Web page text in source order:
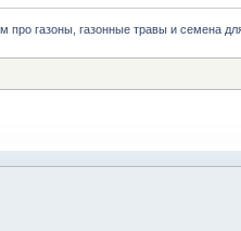
про газоны, газонные травы и семена